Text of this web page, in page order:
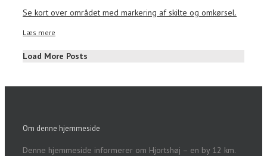
Se kort over området med markering af skilte og omkørsel.
Læs mere
Load More Posts
Om denne hjemmeside
Denne hjemmeside informerer om Hjortshøj – en by 12 km.